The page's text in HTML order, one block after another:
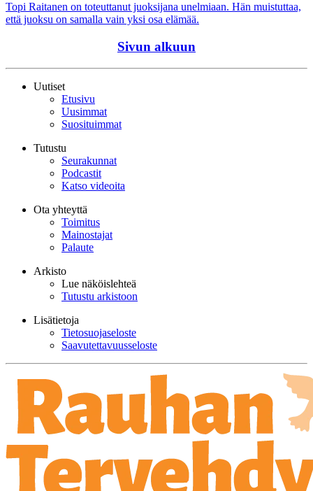
Topi Raitanen on toteuttanut juoksijana unelmiaan. Hän muistuttaa,
että juoksu on samalla vain yksi osa elämää.
Sivun alkuun
Uutiset
Etusivu
Uusimmat
Suosituimmat
Tutustu
Seurakunnat
Podcastit
Katso videoita
Ota yhteyttä
Toimitus
Mainostajat
Palaute
Arkisto
Lue näköislehteä
Tutustu arkistoon
Lisätietoja
Tietosuojaseloste
Saavutettavuusseloste